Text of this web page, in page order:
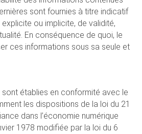
sont fournies à titre indicatif
ou implicite, de validité,
En conséquence de quoi, le
ces informations sous sa seule et
sont établies en conformité avec le
les dispositions de la loi du 21
dans l’économie numérique
1978 modifiée par la loi du 6